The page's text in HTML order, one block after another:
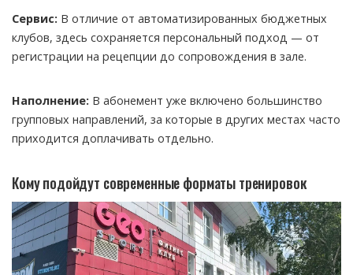
Сервис: В отличие от автоматизированных бюджетных
клубов, здесь сохраняется персональный подход — от
регистрации на рецепции до сопровождения в зале.
Наполнение: В абонемент уже включено большинство
групповых направлений, за которые в других местах часто
приходится доплачивать отдельно.
Кому подойдут современные форматы тренировок